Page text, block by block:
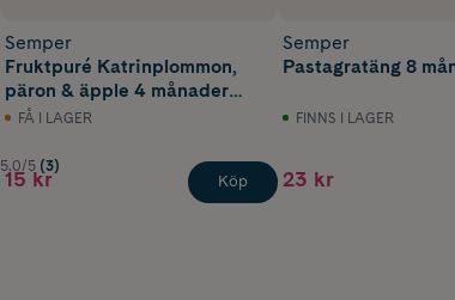
Semper
Fruktpuré Katrinplommon,
päron & äpple 4 månader
190 g
FÅ I LAGER
5.0/5 (3)
15 kr Köp
Semper
Pastagratäng 8
FINNS I LAGER
23 kr